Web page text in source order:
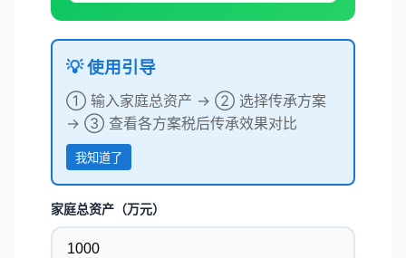
💡 使用引导
① 输入家庭总资产 → ② 选择传承方案
→ ③ 查看各方案税后传承效果对比
我知道了
家庭总资产（万元）